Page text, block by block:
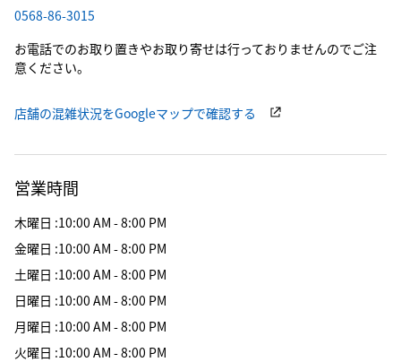
0568-86-3015
お電話でのお取り置きやお取り寄せは行っておりませんのでご注
意ください。
店舗の混雑状況をGoogleマップで確認する
営業時間
木曜日 :10:00 AM - 8:00 PM
金曜日 :10:00 AM - 8:00 PM
土曜日 :10:00 AM - 8:00 PM
日曜日 :10:00 AM - 8:00 PM
月曜日 :10:00 AM - 8:00 PM
火曜日 :10:00 AM - 8:00 PM